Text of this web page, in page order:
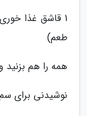
1 قاشق غذا
طعم)
همه را هم بزنید
نوشیدنی برای